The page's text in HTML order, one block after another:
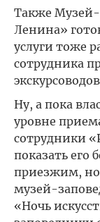
Также
Ленина»
услуги тоже
сотрудника
Ну, а пока
уровне
сотрудники
показать его
приезжим, но
музей-
«Ночь